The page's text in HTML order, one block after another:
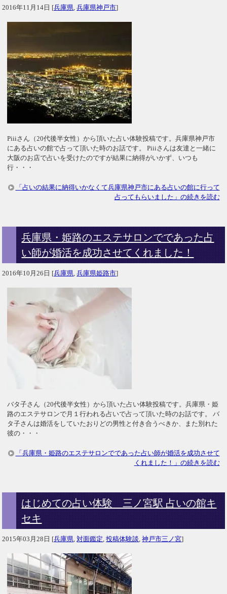
2016年11月14日 [兵庫県 ,兵庫県神戸市]
Piiiさん（20代後半女性）から頂いた占い体験投稿です。兵庫県神戸市
にある占いの館で占って頂いた時のお話です。 Piiiさんは友達と一緒に
大阪のお店で占いを受けたのですが結果に納得がいかず、いつも
行・・・
「占いの結果に納得いかなくて兵庫県神戸市にある占いの館に行って
占ってもらいました」の続きを読む
兵庫県・姫路のエステサロンでであった占
い師が婚活を成功させてくれました！
2016年10月26日 [兵庫県 ,兵庫県姫路市]
バタ子さん（20代後半女性）から頂いた占い体験投稿です。兵庫県・姫
路のエステサロンで月１行われる占いで占って頂いた時のお話です。 バ
タ子さんは婚活をしていたおりどの男性と付き合うべきか、また別れた
彼の・・・
「兵庫県・姫路のエステサロンでであった占い師が婚活を成功させて
くれました！」の続きを読む
はじめての占い体験 三ノ宮駅 占いの館キ
セキ
2015年03月28日 [兵庫県 ,対面鑑定 ,投稿体験談 ,神戸市三ノ宮]